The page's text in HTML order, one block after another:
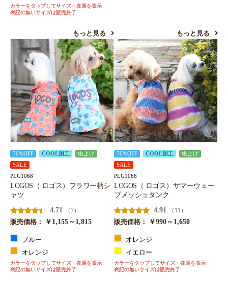
カラーをタップしてサイズ・在庫を表示
表記の無いサイズは販売終了
もっと見る もっと見る
70%OFF COOL加工
虫よけ
SALE
PLG1068
LOGOS（ ロゴス）フラワー柄シ
ャツ
4.71
（7）
販売価格：
￥1,155～1,815
ブルー
オレンジ
カラーをタップしてサイズ・在庫を表示
表記の無いサイズは販売終了
70%OFF COOL加工
虫よけ
SALE
PLG1066
LOGOS（ ロゴス）サマーウェー
ブメッシュタンク
4.91
（11）
販売価格：
￥990～1,650
オレンジ
イエロー
カラーをタップしてサイズ・在庫を表示
表記の無いサイズは販売終了